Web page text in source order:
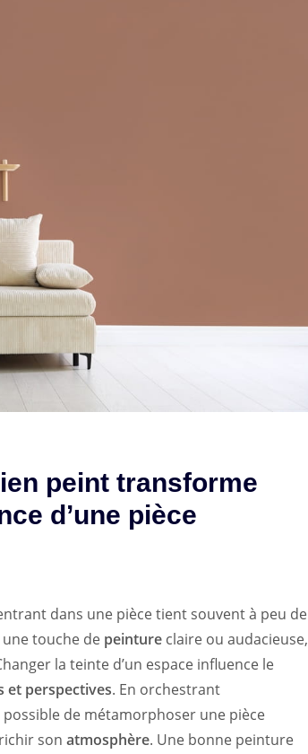
peint transforme
d’une pièce
dans une pièce tient souvent à peu de
touche de peinture claire ou audacieuse,
la teinte d’un espace influence le
et perspectives. En orchestrant
de métamorphoser une pièce
son atmosphère. Une bonne peinture